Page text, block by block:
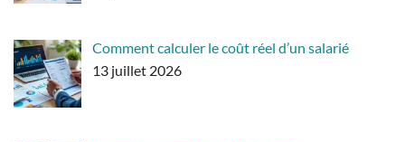
Comment calculer le coût réel d’un salarié
13 juillet 2026